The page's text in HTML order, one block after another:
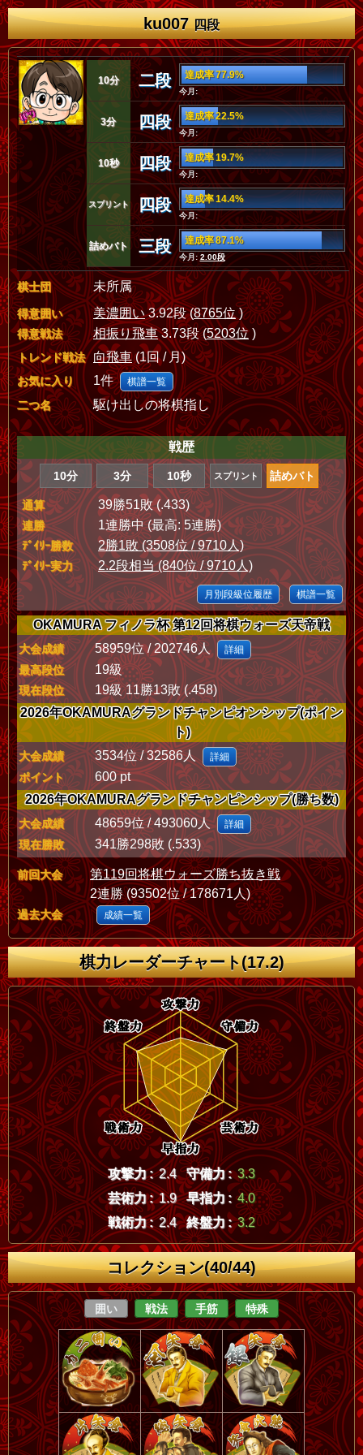
ku007四段
10分 二段 達成率 77.9%
今月:
3分 四段 達成率 22.5%
今月:
10秒 四段 達成率 19.7%
今月:
スプリント 四段 達成率 14.4%
今月:
詰めバト 三段 達成率 87.1%
今月:2.00段
棋士団 未所属
得意囲い 美濃囲い3.92段 (8765位)
得意戦法 相振り飛車3.73段 (5203位)
トレンド戦法 向飛車(1回 / 月)
お気に入り 1件 棋譜一覧
二つ名 駆け出しの将棋指し
戦歴
10分 3分 10秒 スプリント 詰めバト
通算 39勝51敗 (.433)
連勝 1連勝中 (最高: 5連勝)
ﾃﾞｲﾘｰ勝数 2勝1敗 (3508位 / 9710人)
ﾃﾞｲﾘｰ実力 2.2段相当 (840位 / 9710人)
月別段級位履歴 棋譜一覧
OKAMURA フィノラ杯 第12回将棋ウォーズ天帝戦
大会成績 58959位 / 202746人 詳細
最高段位 19級
現在段位
19級 11勝13敗 (.458)
2026年OKAMURAグランドチャンピオンシップ(ポイン
ト)
大会成績 3534位 / 32586人 詳細
ポイント
600 pt
2026年OKAMURAグランドチャンピンシップ(勝ち数)
大会成績 48659位 / 493060人 詳細
現在勝敗 341勝298敗 (.533)
前回大会
第119回将棋ウォーズ勝ち抜き戦
2連勝 (93502位 / 178671人)
過去大会 成績一覧
棋力レーダーチャート(17.2)
攻撃力 : 2.4 守備力 : 3.3
芸術力 : 1.9 早指力 : 4.0
戦術力 : 2.4 終盤力 : 3.2
コレクション(40/44)
囲い 戦法 手筋 特殊